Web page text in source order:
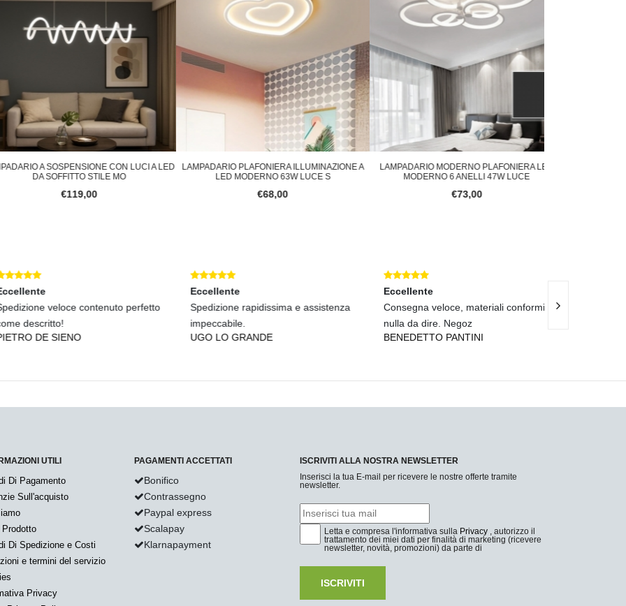
A SOSPENSIONE CON LUCI A LED
DA SOFFITTO STILE MO
€119,00
LAMPADARIO PLAFONIERA ILLUMINAZIONE A
LED MODERNO 63W LUCE S
€68,00
LAMPADARIO MODERNO PLAFONIERA LED
MODERNO 6 ANELLI 47W LUCE
€73,00
veloce contenuto perfetto
DE SIENO
Eccellente
Spedizione rapidissima e assistenza
impeccabile.
UGO LO GRANDE
Eccellente
Consegna veloce, materiali conformi...
nulla da dire. Negoz
BENEDETTO PANTINI
Tenda
UTILI
Di Pagamento
Sull'acquisto
Prodotto
Di Spedizione e Costi
e termini del servizio
Privacy
PAGAMENTI ACCETTATI
Bonifico
Contrassegno
Paypal express
Scalapay
Klarnapayment
ISCRIVITI ALLA NOSTRA NEWSLETTER
Inserisci la tua E-mail per ricevere le nostre offerte tramite
newsletter.
Letta e compresa l'informativa sulla Privacy , autorizzo il
trattamento dei miei dati per finalità di marketing (ricevere
newsletter, novità, promozioni) da parte di
ISCRIVITI